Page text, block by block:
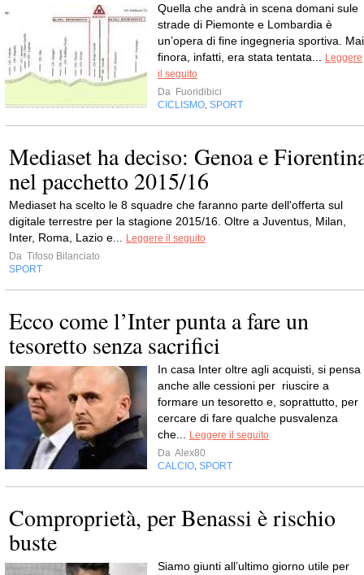
Quella che andrà in scena domani sule
strade di Piemonte e Lombardia è
un’opera di fine ingegneria sportiva. Mai
finora, infatti, era stata tentata...
Leggere
il seguito
Da Fuoridibici
CICLISMO SPORT
Mediaset ha deciso: Genoa e
nel pacchetto 2015/16
Mediaset ha scelto le 8 squadre che faranno parte dell'offerta sul
digitale terrestre per la stagione 2015/16. Oltre a Juventus, Milan,
Inter, Roma, Lazio e...
Leggere il seguito
Da Tifoso Bilanciato
SPORT
Ecco come l’Inter punta a fare un
tesoretto senza sacrifici
In casa Inter oltre agli acquisti, si pensa
anche alle cessioni per riuscire a
formare un tesoretto e, soprattutto, per
cercare di fare qualche pusvalenza
che...
Leggere il seguito
Da Alex80
CALCIO SPORT
Comproprietà, per Benassi è rischio
buste
Siamo giunti all’ultimo giorno utile per